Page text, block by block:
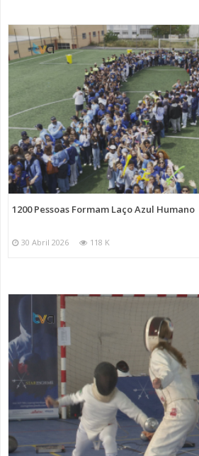
1200 Pessoas Formam Laço Azul Humano
30 Abril 2026 118 K